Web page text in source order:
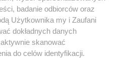
badanie odbiorców oraz
Użytkownika my i Zaufani
dokładnych danych
skanować
do celów identyfikacji.